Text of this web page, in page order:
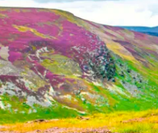
in kleinen Gruppen mit max.
– persönlich, intensiv
Gruppenreisen
Eine Stadt als
Erkundungen
Alle Autoreisen